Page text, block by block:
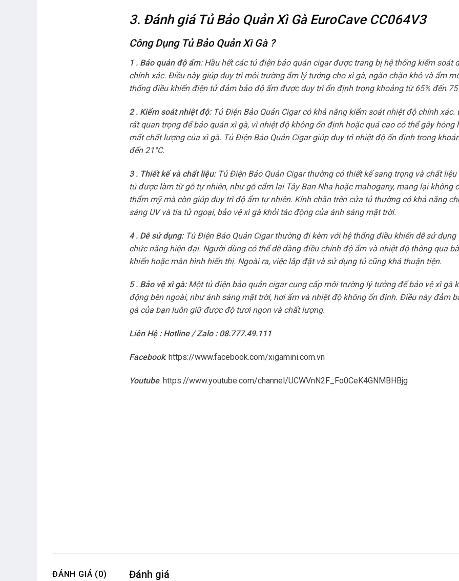
3. Đánh giá Tủ Bảo Quản Xì Gà EuroCave CC064V3
Công Dụng Tủ Bảo Quản Xì Gà ?
1 . Bảo quản độ ẩm: Hầu hết các tủ điện bảo quản cigar được trang bị hệ thống kiểm soát
chính xác. Điều này giúp duy trì môi trường ẩm lý tưởng cho xì gà, ngăn chặn khô và ẩm
thống điều khiển điện tử đảm bảo độ ẩm được duy trì ổn định trong khoảng từ 65% đến
2 . Kiểm soát nhiệt độ:Tủ Điện Bảo Quản Cigar có khả năng kiểm soát nhiệt độ chính xác.
rất quan trọng để bảo quản xì gà, vì nhiệt độ không ổn định hoặc quá cao có thể gây hỏng
mất chất lượng của xì gà. Tủ Điện Bảo Quản Cigar giúp duy trì nhiệt độ ổn định trong
đến 21°C.
3 . Thiết kế và chất liệu:Tủ Điện Bảo Quản Cigar thường có thiết kế sang trọng và chất
tủ được làm từ gỗ tự nhiên, như gỗ cẩm lai Tây Ban Nha hoặc mahogany, mang lại không
thẩm mỹ mà còn giúp duy trì độ ẩm tự nhiên. Kính chắn trên cửa tủ thường có khả năng
sáng UV và tia tử ngoại, bảo vệ xì gà khỏi tác động của ánh sáng mặt trời.
4 . Dễ sử dụng:Tủ Điện Bảo Quản Cigar thường đi kèm với hệ thống điều khiển dễ sử dụng
chức năng hiện đại. Người dùng có thể dễ dàng điều chỉnh độ ẩm và nhiệt độ thông qua
khiển hoặc màn hình hiển thị. Ngoài ra, việc lắp đặt và sử dụng tủ cũng khá thuận tiện.
5 . Bảo vệ xì gà:Một tủ điện bảo quản cigar cung cấp môi trường lý tưởng để bảo vệ xì gà
động bên ngoài, như ánh sáng mặt trời, hơi ẩm và nhiệt độ không ổn định. Điều này đảm
gà của bạn luôn giữ được độ tươi ngon và chất lượng.
Liên Hệ : Hotline / Zalo : 08.777.49.111
Facebook: https://www.facebook.com/xigamini.com.vn
Youtube: https://www.youtube.com/channel/UCWVnN2F_Fo0CeK4GNMBHBjg
ĐÁNH GIÁ (0) Đánh giá